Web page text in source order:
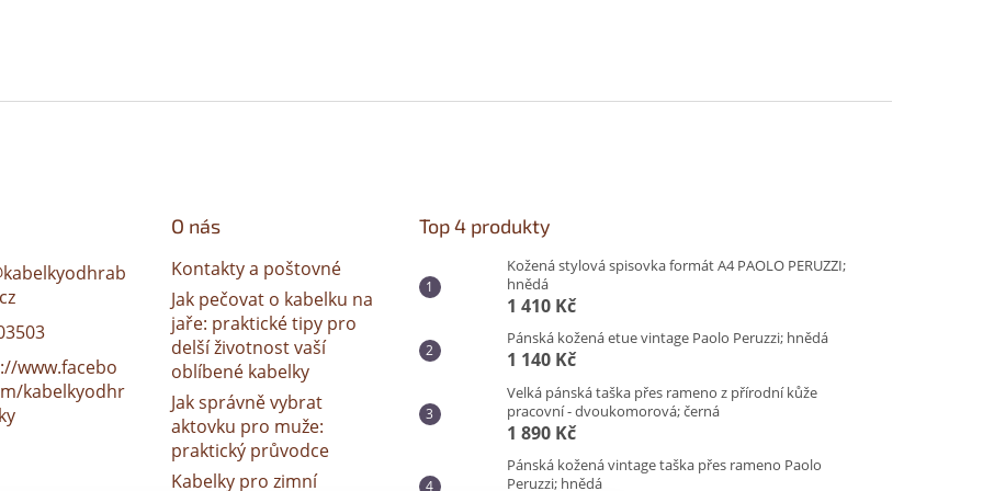
kabelkyodhrab
www.facebo
kabelkyodhr
O nás
Kontakty a poštovné
Jak pečovat o kabelku na
jaře: praktické tipy pro
delší životnost vaší
oblíbené kabelky
Jak správně vybrat
aktovku pro muže:
praktický průvodce
Kabelky pro zimní
Top 4 produkty
Kožená stylová spisovka formát A4 PAOLO PERUZZI;
hnědá
1 410 Kč
Pánská kožená etue vintage Paolo Peruzzi; hnědá
1 140 Kč
Velká pánská taška přes rameno z přírodní kůže
pracovní - dvoukomorová; černá
1 890 Kč
Pánská kožená vintage taška přes rameno Paolo
Peruzzi; hnědá